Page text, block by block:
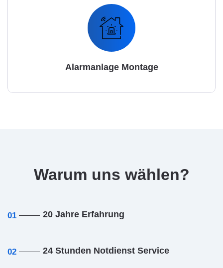
Alarmanlage Montage
Warum uns wählen?
01 20 Jahre Erfahrung
02 24 Stunden Notdienst Service